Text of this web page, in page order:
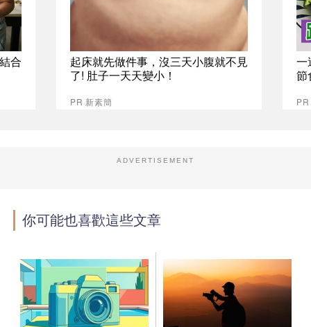
合
起床就先做件事，沒三天小腹就不見
了! 肚子一天天變小！
PR 新素簡
一
節
ADVERTISEMENT
你可能也喜歡這些文章